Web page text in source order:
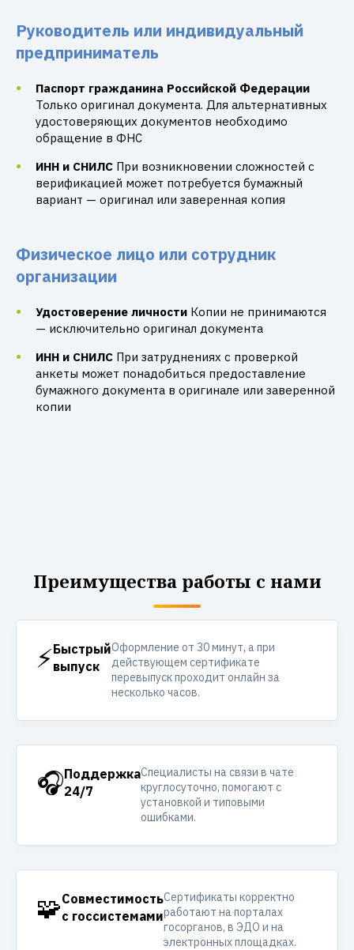
Руководитель или индивидуальный
предприниматель
Паспорт гражданина Российской Федерации
Только оригинал документа. Для альтернативных
удостоверяющих документов необходимо
обращение в ФНС
ИНН и СНИЛС При возникновении сложностей с
верификацией может потребуется бумажный
вариант — оригинал или заверенная копия
Физическое лицо или сотрудник
организации
Удостоверение личности Копии не принимаются
— исключительно оригинал документа
ИНН и СНИЛС При затруднениях с проверкой
анкеты может понадобиться предоставление
бумажного документа в оригинале или заверенной
копии
Преимущества работы с нами
⚡Быстрый
выпуск
Оформление от 30 минут, а при
действующем сертификате
перевыпуск проходит онлайн за
несколько часов.
🎧Поддержка
24/7
Специалисты на связи в чате
круглосуточно, помогают с
установкой и типовыми
ошибками.
🧩Совместимость
с госсистемами
Сертификаты корректно
работают на порталах
госорганов, в ЭДО и на
электронных площадках.